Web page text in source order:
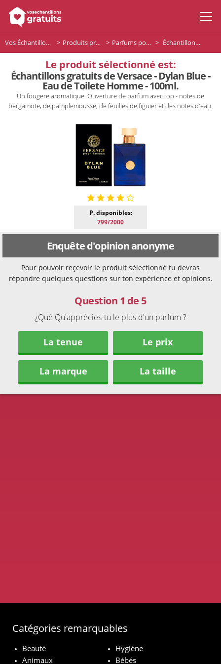
Vos Échantillons Gratuits Produits premium Parfums pour homme Échantillons gratuits de Versace - Dylan Blue - Eau de Toilete Homme - 100ml.
Le produit sélectionné est:
Échantillons gratuits de Versace - Dylan Blue -
Eau de Toilete Homme - 100ml.
Un fougere aromatique. Ouverture de parfum avec top - notes de
bergamote, de pamplemousse, de feuilles de figuier et des notes d'eau.
P. disponibles:
799/2000
Enquête d'opinion anonyme
Pour pouvoir reçevoir le produit sélectionné tu devras
répondre quelques questions sur ton expérience et opinions.
Question 1 de 5
¿Qué Qu'apprécies-tu le plus d'un parfum ?
La tenue Le prix
La marque La taille
Catégories remarquables
Beauté
Hygiène
Animaux
Bébés